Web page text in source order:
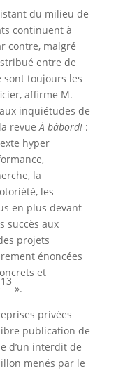
du milieu de
continuent à
contre, malgré
entre de
sont toujours les
affirme M.
inquiétudes de
revueÀ bâbord!:
hyper
la
les
en plus devant
succès aux
projets
énoncées
et
13
».
privées
publication de
d’un interdit de
menés par le